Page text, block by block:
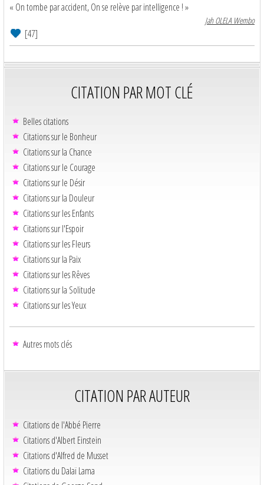
« On tombe par accident, On se relève par intelligence ! »
Jah OLELA Wembo
[47]
CITATION PAR MOT CLÉ
Belles citations
Citations sur le Bonheur
Citations sur la Chance
Citations sur le Courage
Citations sur le Désir
Citations sur la Douleur
Citations sur les Enfants
Citations sur l'Espoir
Citations sur les Fleurs
Citations sur la Paix
Citations sur les Rêves
Citations sur la Solitude
Citations sur les Yeux
Autres mots clés
CITATION PAR AUTEUR
Citations de l'Abbé Pierre
Citations d'Albert Einstein
Citations d'Alfred de Musset
Citations du Dalaï Lama